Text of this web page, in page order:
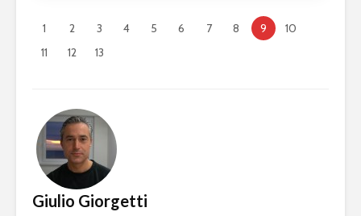
1 2 3 4 5 6 7 8 9
10
11
12 13
Giulio Giorgetti